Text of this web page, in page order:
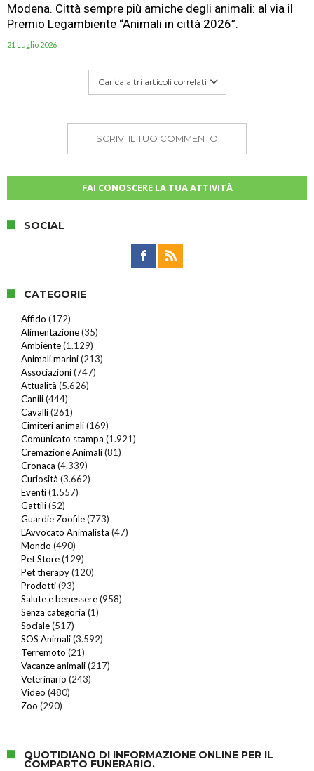
Modena. Città sempre più amiche degli animali: al via il
Premio Legambiente “Animali in città 2026”.
21 Luglio 2026
Carica altri articoli correlati
SCRIVI IL TUO COMMENTO
FAI CONOSCERE LA TUA ATTIVITÀ
SOCIAL
CATEGORIE
Affido (172)
Alimentazione(35)
Ambiente(1.129)
Animali marini(213)
Associazioni(747)
Attualità (5.626)
Canili(444)
Cavalli(261)
Cimiteri animali(169)
Comunicato stampa (1.921)
Cremazione Animali(81)
Cronaca (4.339)
Curiosità (3.662)
Eventi(1.557)
Gattili(52)
Guardie Zoofile(773)
L'Avvocato Animalista (47)
Mondo (490)
Pet Store(129)
Pet therapy(120)
Prodotti(93)
Salute e benessere(958)
Senza categoria (1)
Sociale(517)
SOS Animali(3.592)
Terremoto (21)
Vacanze animali(217)
Veterinario (243)
Video (480)
Zoo (290)
QUOTIDIANO DI INFORMAZIONE ONLINE PER IL
COMPARTO FUNERARIO.